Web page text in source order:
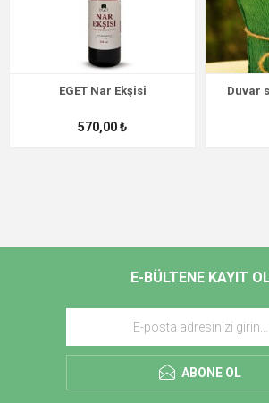
EGET Nar Ekşisi
570,00 ₺
Duvar
E-BÜLTENE KAYIT
ABONE OL